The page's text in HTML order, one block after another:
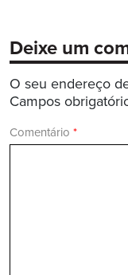
Deixe um
O seu endereço
Campos
Comentário *